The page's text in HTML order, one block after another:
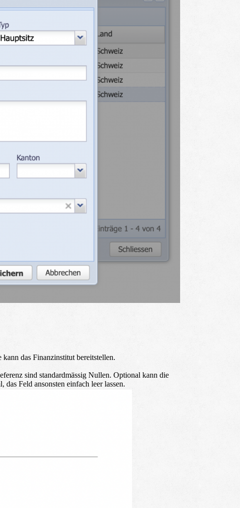
das Finanzinstitut bereitstellen.
sind standardmässig Nullen. Optional kann die
Feld ansonsten einfach leer lassen.